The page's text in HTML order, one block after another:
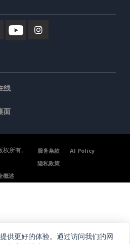
线
面
所有。 服务条款
AI Policy
隐私政策
概述
供更好的体验。通过访问我们的网